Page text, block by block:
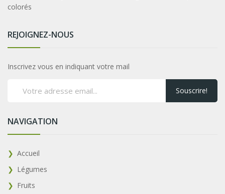
colorés
REJOIGNEZ-NOUS
Inscrivez vous en indiquant votre mail
Souscrire!
NAVIGATION
Accueil
Légumes
Fruits